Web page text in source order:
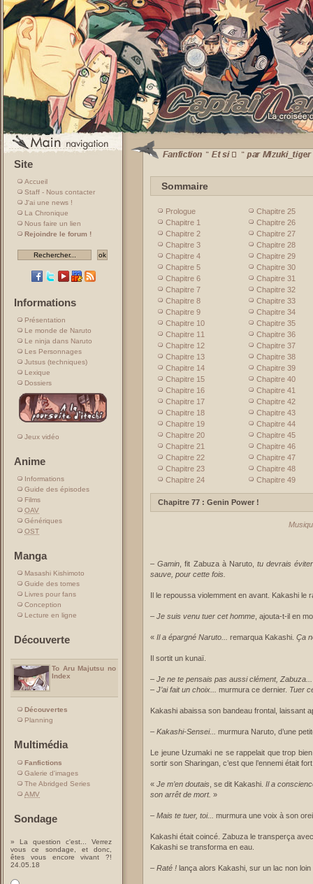
Site
Accueil
Staff - Nous contacter
J'ai une news !
La Chronique
Nous faire un lien
Rejoindre le forum !
Informations
Présentation
Le monde de Naruto
Le ninja dans Naruto
Les Personnages
Jutsus (techniques)
Lexique
Dossiers
Jeux vidéo
Anime
Informations
Guide des épisodes
Films
OAV
Génériques
OST
Manga
Masashi Kishimoto
Guide des tomes
Livres pour fans
Conception
Lecture en ligne
Découverte
To Aru Majutsu no
Index
Découvertes
Planning
Multimédia
Fanfictions
Galerie d'images
The Abridged Series
AMV
Sondage
» La question c'est... Verrez
vous ce sondage, et donc,
êtes vous encore vivant ?!
24.05.18
Sommaire
Prologue
Chapitre 1
Chapitre 2
Chapitre 3
Chapitre 4
Chapitre 5
Chapitre 6
Chapitre 7
Chapitre 8
Chapitre 9
Chapitre 10
Chapitre 11
Chapitre 12
Chapitre 13
Chapitre 14
Chapitre 15
Chapitre 16
Chapitre 17
Chapitre 18
Chapitre 19
Chapitre 20
Chapitre 21
Chapitre 22
Chapitre 23
Chapitre 24
Chapitre 25
Chapitre 26
Chapitre 27
Chapitre 28
Chapitre 29
Chapitre 30
Chapitre 31
Chapitre 32
Chapitre 33
Chapitre 34
Chapitre 35
Chapitre 36
Chapitre 37
Chapitre 38
Chapitre 39
Chapitre 40
Chapitre 41
Chapitre 42
Chapitre 43
Chapitre 44
Chapitre 45
Chapitre 46
Chapitre 47
Chapitre 48
Chapitre 49
Chapitre 77 : Genin Power !
–Gamin , fit Zabuza à Naruto,tu devrais
sauve, pour cette fois.
Il le repoussa violemment en avant. Kakashi le
– Je suis venu tuer cet homme , ajouta-t-il en
« Il a épargné Naruto... remarqua Kakashi. Ça
Il sortit un kunaï.
– Je ne te pensais pas aussi clément, Zabuza...
– J’ai fait un choix... murmura ce dernier. Tuer
Kakashi abaissa son bandeau frontal, laissant
– Kakashi-Sensei... murmura Naruto, d’une
Le jeune Uzumaki ne se rappelait que trop
sortir son Sharingan, c’est que l’ennemi était
«Je m’en doutais , se dit Kakashi.Il a
son arrêt de mort. »
– Mais te tuer, toi... murmura une voix à son
Kakashi était coincé. Zabuza le transperça
Kakashi se transforma en eau.
– Raté ! lança alors Kakashi, sur un lac non loin